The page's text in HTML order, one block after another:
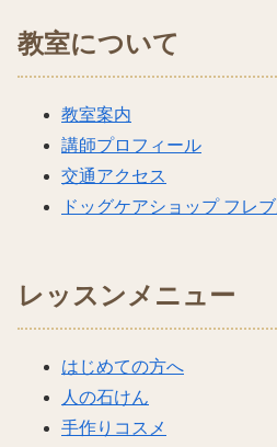
教室について
教室案内
講師プロフィール
交通アクセス
ドッグケアショップ フレ
レッスンメニュー
はじめての方へ
人の石けん
手作りコスメ